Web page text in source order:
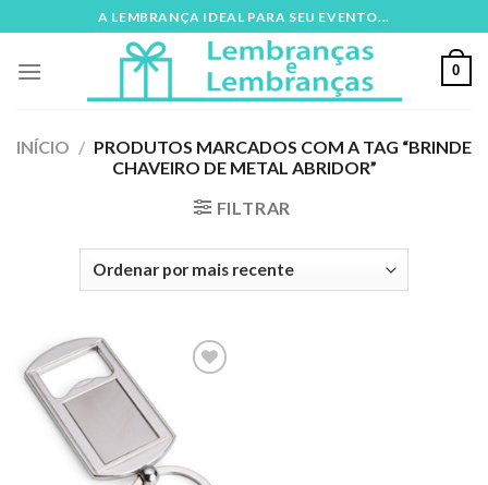
to
content
A LEMBRANÇA IDEAL PARA SEU EVENTO...
0
INÍCIO / PRODUTOS MARCADOS COM A TAG “BRINDE
CHAVEIRO DE METAL ABRIDOR”
FILTRAR